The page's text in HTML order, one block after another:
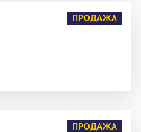
ПРОДАЖА
ПРОДАЖА